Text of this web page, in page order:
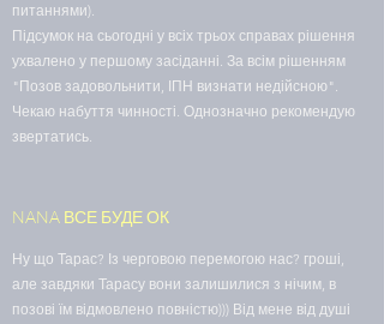
питаннями).
Підсумок на сьогодні у всіх трьох справах рішення
ухвалено у першому засіданні. За всім рішенням
"Позов задовольнити, ІПН визнати недійсною".
Чекаю набуття чинності. Однозначно рекомендую
звертатись.
NANA ВСЕ БУДЕ ОК
Ну що Тарас? Із черговою перемогою нас? гроші,
але завдяки Тарасу вони залишилися з нічим, в
позові їм відмовлено повністю))) Від мене від душі